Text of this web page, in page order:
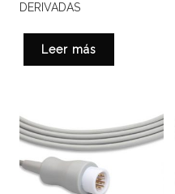
DERIVADAS
Leer más